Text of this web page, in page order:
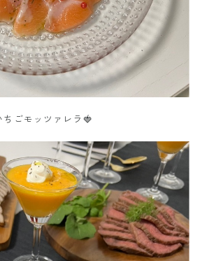
ちごモッツァレラ🍓